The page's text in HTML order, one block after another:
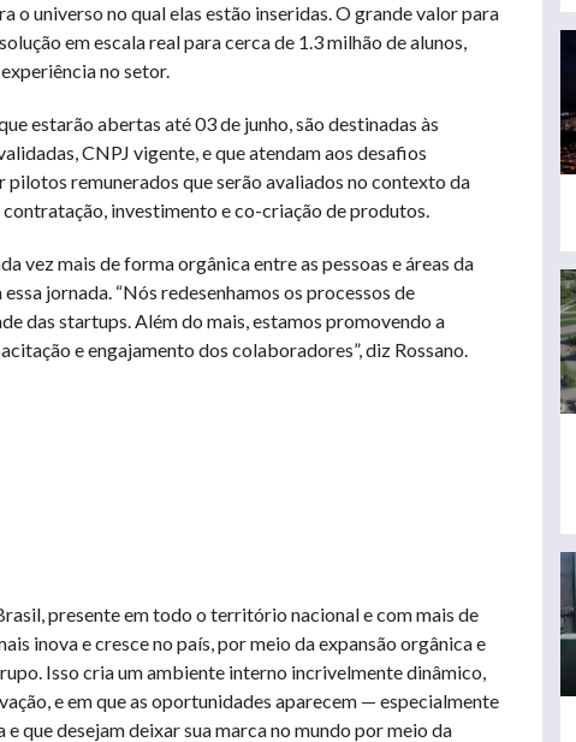
o universo no qual elas estão inseridas. O grande valor para
em escala real para cerca de 1.3 milhão de alunos,
no setor.
estarão abertas até 03 de junho, são destinadas às
CNPJ vigente, e que atendam aos desafios
remunerados que serão avaliados no contexto da
investimento e co-criação de produtos.
vez mais de forma orgânica entre as pessoas e áreas da
jornada. “Nós redesenhamos os processos de
das startups. Além do mais, estamos promovendo a
e engajamento dos colaboradores”, diz Rossano.
presente em todo o território nacional e com mais de
inova e cresce no país, por meio da expansão orgânica e
Isso cria um ambiente interno incrivelmente dinâmico,
e em que as oportunidades aparecem — especialmente
que desejam deixar sua marca no mundo por meio da